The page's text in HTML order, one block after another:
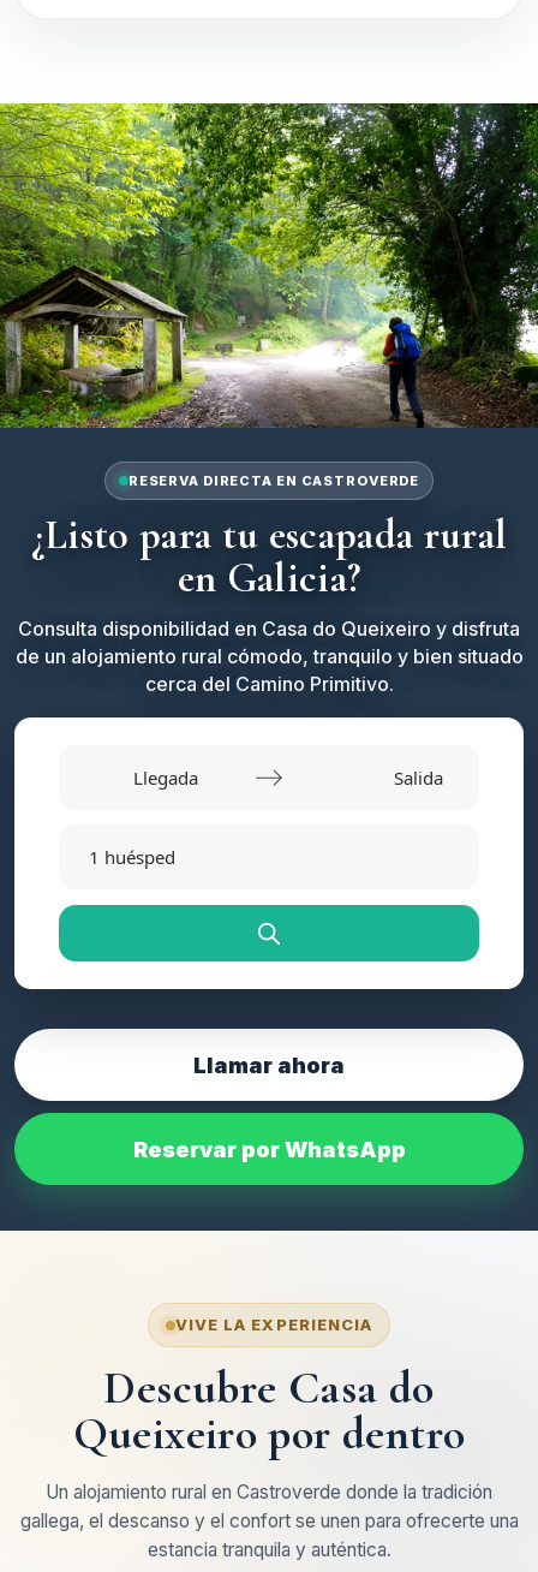
RESERVA DIRECTA EN CASTROVERDE
¿Listo para tu escapada rural
en Galicia?
Consulta disponibilidad en Casa do Queixeiro y disfruta
de un alojamiento rural cómodo, tranquilo y bien situado
cerca del Camino Primitivo.
forward
interact
select
Press
question
mark
keyboard
changing
dates.
interact
select
a
Press
the
question
mark
the
keyboard
shortcuts
for
changing
dates.
1 huésped
Llamar ahora
Reservar por WhatsApp
VIVE LA EXPERIENCIA
Descubre Casa do
Queixeiro por dentro
Un alojamiento rural en Castroverde donde la tradición
gallega, el descanso y el confort se unen para ofrecerte una
estancia tranquila y auténtica.